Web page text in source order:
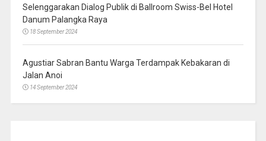
Selenggarakan Dialog Publik di Ballroom Swiss-Bel Hotel
Danum Palangka Raya
18 September 2024
Agustiar Sabran Bantu Warga Terdampak Kebakaran di
Jalan Anoi
14 September 2024